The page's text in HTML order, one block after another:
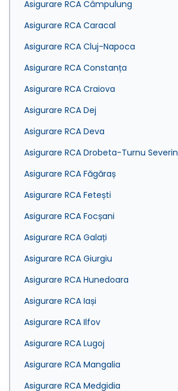
Asigurare RCA Câmpulung
Asigurare RCA Caracal
Asigurare RCA Cluj-Napoca
Asigurare RCA Constanța
Asigurare RCA Craiova
Asigurare RCA Dej
Asigurare RCA Deva
Asigurare RCA Drobeta-Turnu Severin
Asigurare RCA Făgăraș
Asigurare RCA Fetești
Asigurare RCA Focșani
Asigurare RCA Galați
Asigurare RCA Giurgiu
Asigurare RCA Hunedoara
Asigurare RCA Iași
Asigurare RCA Ilfov
Asigurare RCA Lugoj
Asigurare RCA Mangalia
Asigurare RCA Medgidia